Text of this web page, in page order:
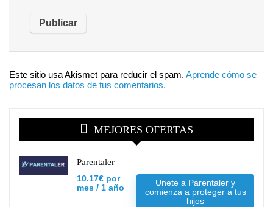
Este sitio usa Akismet para reducir el spam. Aprende cómo se
procesan los datos de tus comentarios.
MEJORES OFERTAS
Parentaler
10.17€ por
mes / 1 año
Unete a Parentaler y
comienza a proteger a tus
hijos